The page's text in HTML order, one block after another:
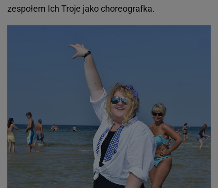
zespołem Ich Troje jako choreografka.